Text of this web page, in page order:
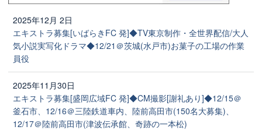
2025年12月 2日
エキストラ募集[いばらきFC 発]◆TV東京制作・全世界配信/大人
気小説実写化ドラマ◆12/21＠茨城(水戸市)お菓子の工場の作業
員役
2025年11月30日
エキストラ募集[盛岡広域FC 発]◆CM撮影[謝礼あり]◆12/15＠
釜石市、12/16＠三陸鉄道車内、陸前高田市(150名大募集)、
12/17＠陸前高田市(津波伝承館、奇跡の一本松)